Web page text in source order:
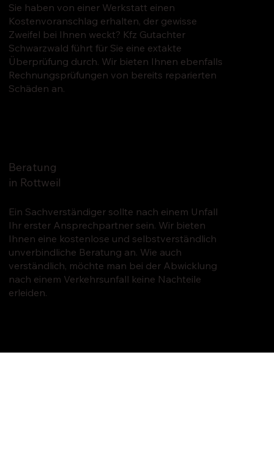
Sie haben von einer Werkstatt einen
Kostenvoranschlag erhalten, der gewisse
Zweifel bei Ihnen weckt? Kfz Gutachter
Schwarzwald führt für Sie eine extakte
Überprüfung durch. Wir bieten Ihnen ebenfalls
Rechnungsprüfungen von bereits reparierten
Schäden an.
Beratung
in Rottweil
Ein Sachverständiger sollte nach einem Unfall
Ihr erster Ansprechpartner sein. Wir bieten
Ihnen eine kostenlose und selbstverständlich
unverbindliche Beratung an. Wie auch
verständlich, möchte man bei der Abwicklung
nach einem Verkehrsunfall keine Nachteile
erleiden.